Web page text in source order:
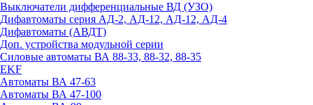
Выключатели дифференциальные ВД (УЗО)
Дифавтоматы серия АД-2, АД-12, АД-12, АД-4
Дифавтоматы (АВДТ)
Доп. устройства модульной серии
Силовые автоматы ВА 88-33, 88-32, 88-35
EKF
Автоматы ВА 47-63
Автоматы ВА 47-100